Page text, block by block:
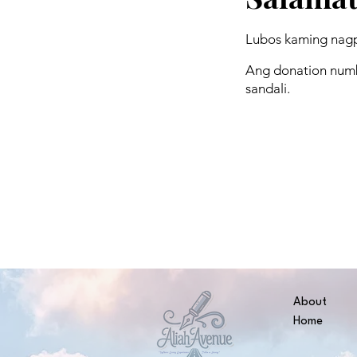
Lubos kaming
Ang donation
sandali.
About
Home